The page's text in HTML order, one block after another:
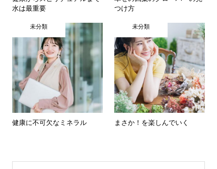
水は最重要
つけ方
未分類
健康に不可欠なミネラル
未分類
まさか！を楽しんでいく